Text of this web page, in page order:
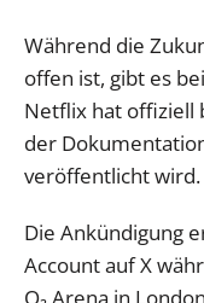
Während die
offen ist, gibt es
Netflix hat offiziell
der
veröffentlicht wird.
Die Ankündigung
Account auf X
O₂ Arena in